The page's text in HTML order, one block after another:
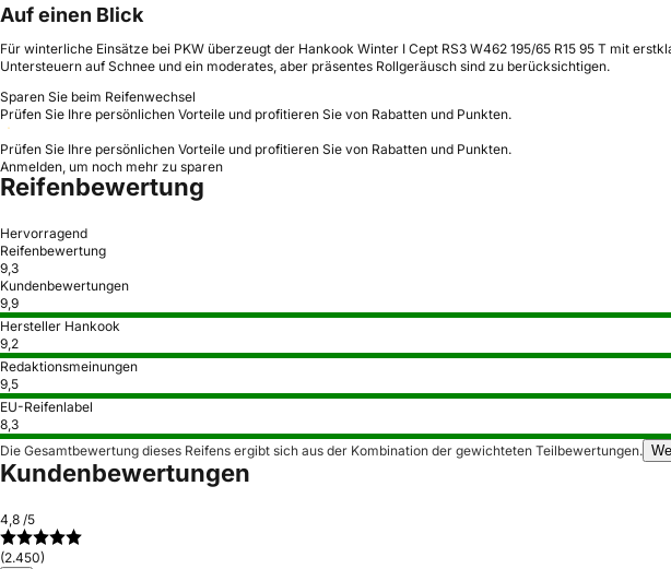
Auf einen Blick
Für winterliche Einsätze bei PKW überzeugt der Hankook Winter I Cept RS3 W462 195/65 R15 95 T mit
Untersteuern auf Schnee und ein moderates, aber präsentes Rollgeräusch sind zu berücksichtigen.
Sparen Sie beim Reifenwechsel
Prüfen Sie Ihre persönlichen Vorteile und profitieren Sie von Rabatten und Punkten.
Prüfen Sie Ihre persönlichen Vorteile und profitieren Sie von Rabatten und Punkten.
Anmelden, um noch mehr zu sparen
Reifenbewertung
Hervorragend
Reifenbewertung
9,3
Kundenbewertungen
9,9
Hersteller Hankook
9,2
Redaktionsmeinungen
9,5
EU-Reifenlabel
8,3
Die Gesamtbewertung dieses Reifens ergibt sich aus der Kombination der gewichteten Teilbewertungen.
Kundenbewertungen
4,8 /5
(2.450)